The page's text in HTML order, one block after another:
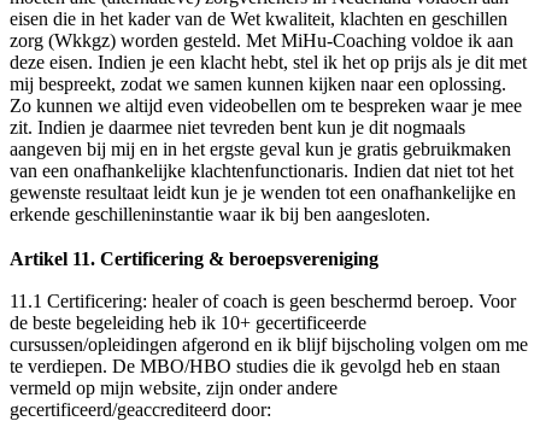
eisen die in het kader van de Wet kwaliteit, klachten en geschillen
zorg (Wkkgz) worden gesteld. Met MiHu-Coaching voldoe ik aan
deze eisen. Indien je een klacht hebt, stel ik het op prijs als je dit met
mij bespreekt, zodat we samen kunnen kijken naar een oplossing.
Zo kunnen we altijd even videobellen om te bespreken waar je mee
zit. Indien je daarmee niet tevreden bent kun je dit nogmaals
aangeven bij mij en in het ergste geval kun je gratis gebruikmaken
van een onafhankelijke klachtenfunctionaris. Indien dat niet tot het
gewenste resultaat leidt kun je je wenden tot een onafhankelijke en
erkende geschilleninstantie waar ik bij ben aangesloten.
Artikel 11. Certificering & beroepsvereniging
11.1 Certificering: healer of coach is geen beschermd beroep. Voor
de beste begeleiding heb ik 10+ gecertificeerde
cursussen/opleidingen afgerond en ik blijf bijscholing volgen om me
te verdiepen. De MBO/HBO studies die ik gevolgd heb en staan
vermeld op mijn website, zijn onder andere
gecertificeerd/geaccrediteerd door: